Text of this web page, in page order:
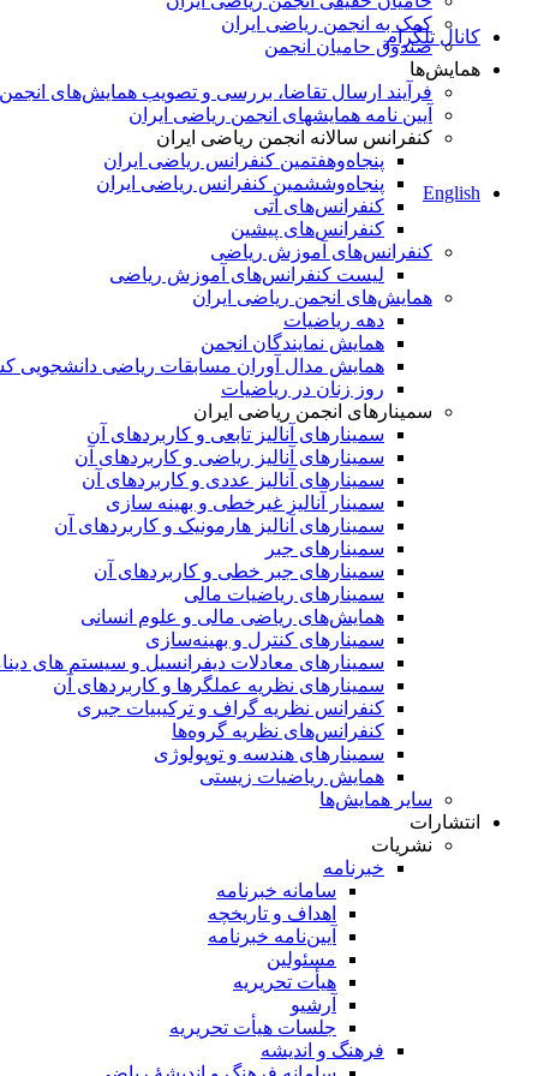
کانال تلگرام
English
کمک به انجمن ریاضی ایران
صندوق حامیان انجمن
همایش‌ها
فرآیند ارسال تقاضا، بررسی و تصویب همایش‌های انجمن
آیین نامه همایشهای انجمن ریاضی ایران
کنفرانس‌ سالانه انجمن ریاضی ایران
پنجاه‌و‌هفتمین کنفرانس ریاضی ایران
پنجاه‌و‌ششمین کنفرانس ریاضی ایران
کنفرانس‌های آتی
کنفرانس‎‌های پیشین
کنفرانس‌های آموزش ریاضی
لیست کنفرانس‌های آموزش ریاضی
همایش‌های انجمن ریاضی ایران
دهه ریاضیات
همایش نمایندگان انجمن
همایش مدال آوران مسابقات ریاضی دانشجویی
روز زنان در ریاضیات
سمینارهای انجمن ریاضی ایران
سمینارهای آنالیز تابعی و کاربردهای آن
سمینارهای آنالیز ریاضی و کاربردهای آن
سمینارهای آنالیز عددی و کاربردهای آن
سمینار آنالیز غیرخطی و بهینه سازی
سمینارهای آنالیز هارمونیک و کاربردهای آن
سمینار‌های جبر
سمینارهای جبر خطی و کاربردهای آن
سمینار‌های ریاضیات مالی
همایش‌های ریاضی مالی و علوم انسانی
سمینارهای کنترل و بهینه‌سازی
سمینارهای معادلات دیفرانسیل و سیستم های
سمینار‌های نظریه عملگرها و کاربردهای آن
کنفرانس نظریه گراف و ترکیبیات جبری
کنفرانس‌های نظریه گروه‌ها
سمینار‌های هندسه و توپولوژی
همایش ریاضیات زیستی
سایر همایش‌ها
انتشارات
نشریات
خبرنامه
سامانه خبرنامه
اهداف و تاریخچه
آیین‌نامه خبرنامه
مسئولین
هیأت تحریریه
آرشیو
جلسات هیأت تحریریه
فرهنگ و اندیشه